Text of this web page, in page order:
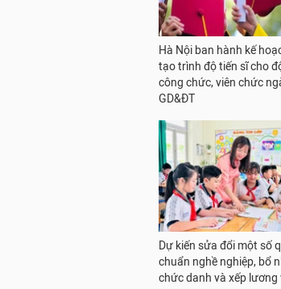
Hà Nội ban hành kế
tạo trình độ tiến sĩ cho
công chức, viên chức
GD&ĐT
Dự kiến sửa đổi một số
chuẩn nghề nghiệp, bổ
chức danh và xếp lương